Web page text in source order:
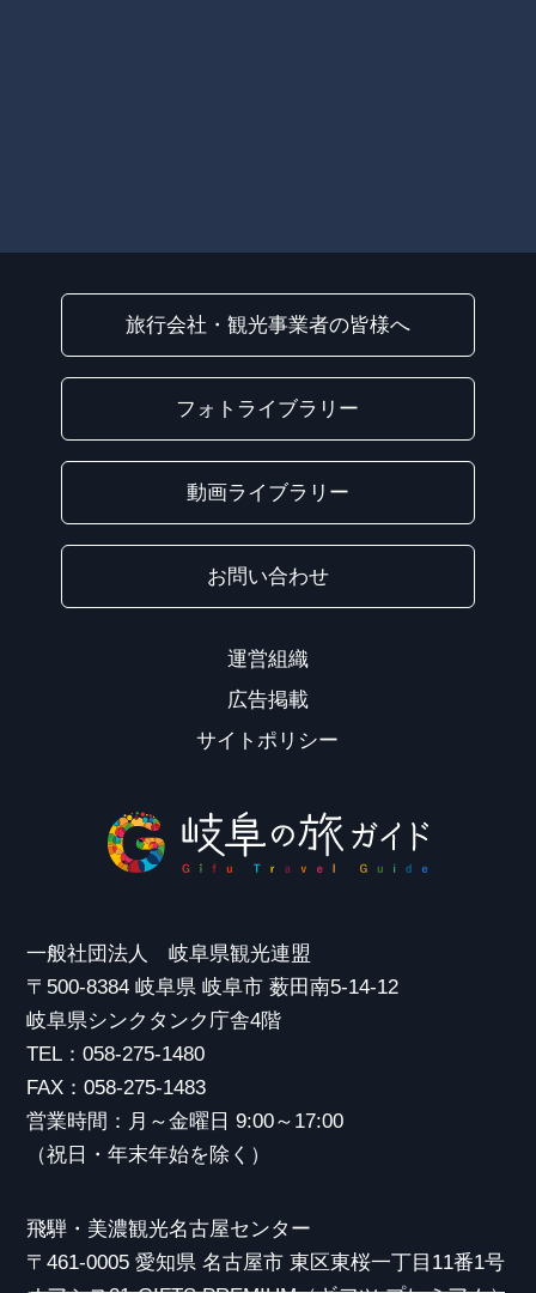
旅行会社・観光事業者の皆様へ
フォトライブラリー
動画ライブラリー
お問い合わせ
運営組織
広告掲載
サイトポリシー
一般社団法人 岐阜県観光連盟
〒500-8384 岐阜県 岐阜市 薮田南5-14-12
岐阜県シンクタンク庁舎4階
TEL：058-275-1480
FAX：058-275-1483
営業時間：月～金曜日 9:00～17:00
（祝日・年末年始を除く）
飛騨・美濃観光名古屋センター
〒461-0005 愛知県 名古屋市 東区東桜一丁目11番1号